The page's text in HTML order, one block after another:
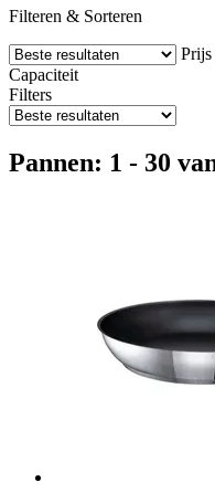
Filteren & Sorteren
Prijs
Capaciteit
Filters
Pannen: 1 - 30